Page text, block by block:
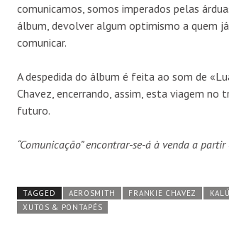
comunicamos, somos imperados pelas
álbum, devolver algum optimismo a quem
comunicar.
A despedida do álbum é feita ao som de
Chavez, encerrando, assim, esta viagem
futuro.
“Comunicação” encontrar-se-á à venda a
TAGGED AEROSMITH FRANKIE CHAVEZ KALÚ
XUTOS & PONTAPÉS